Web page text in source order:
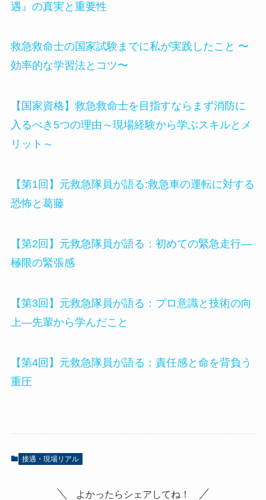
遇』の真実と重要性
救急救命士の国家試験までに私が実践したこと 〜
効率的な学習法とコツ〜
【国家資格】救急救命士を目指すならまず消防に
入るべき5つの理由～現場経験から学ぶスキルとメ
リット～
【第1回】元救急隊員が語る:救急車の運転に対する
恐怖と葛藤
【第2回】元救急隊員が語る：初めての緊急走行—
極限の緊張感
【第3回】元救急隊員が語る：プロ意識と技術の向
上—先輩から学んだこと
【第4回】元救急隊員が語る：責任感と命を背負う
重圧
接遇・現場リアル
よかったらシェアしてね！